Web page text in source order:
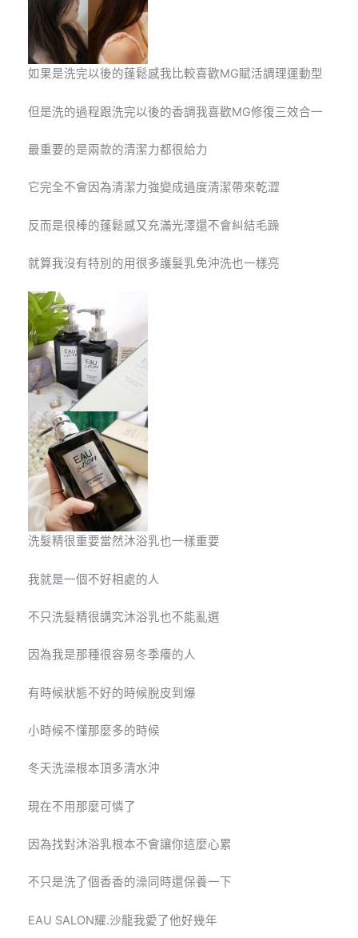
如果是洗完以後的蓬鬆感我比較喜歡MG賦活調理運動型
但是洗的過程跟洗完以後的香調我喜歡MG修復三效合一
最重要的是兩款的清潔力都很給力
它完全不會因為清潔力強變成過度清潔帶來乾澀
反而是很棒的蓬鬆感又充滿光澤還不會糾結毛躁
就算我沒有特別的用很多護髮乳免沖洗也一樣亮
洗髮精很重要當然沐浴乳也一樣重要
我就是一個不好相處的人
不只洗髮精很講究沐浴乳也不能亂選
因為我是那種很容易冬季癢的人
有時候狀態不好的時候脫皮到爆
小時候不懂那麼多的時候
冬天洗澡根本頂多清水沖
現在不用那麼可憐了
因為找對沐浴乳根本不會讓你這麼心累
不只是洗了個香香的澡同時還保養一下
EAU SALON耀.沙龍我愛了他好幾年